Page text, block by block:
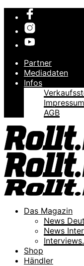
Partner
Mediadaten
Infos
AGB
Das Magazin
News
News
Shop
Händler